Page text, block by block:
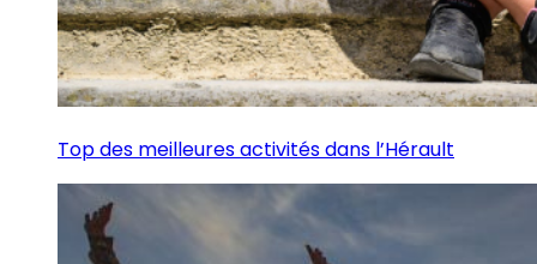
Top des meilleures activités dans l’Hérault